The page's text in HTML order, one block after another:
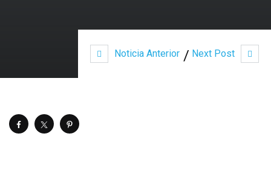
Noticia Anterior Next Post